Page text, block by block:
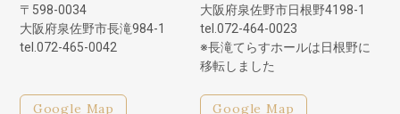
〒598-0034
大阪府泉佐野市長滝984-1
tel.072-465-0042
Google Map
大阪府泉佐野市日根野4198-1
tel.072-464-0023
※長滝てらすホールは日根野に
移転しました
Google Map